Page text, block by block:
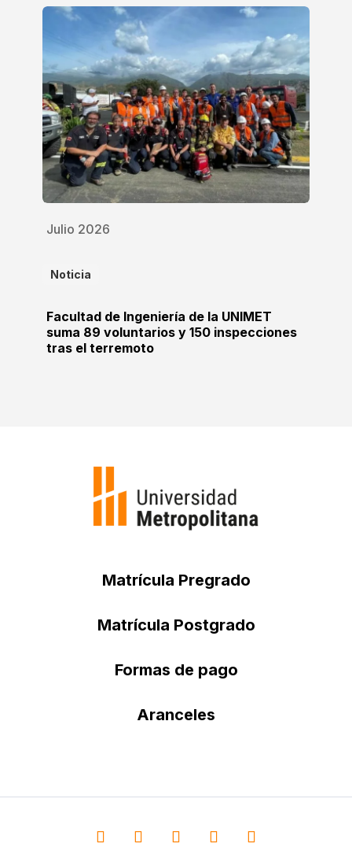
Julio 2026
Noticia
Facultad de Ingeniería de la UNIMET
suma 89 voluntarios y 150 inspecciones
tras el terremoto
Matrícula Pregrado
Matrícula Postgrado
Formas de pago
Aranceles